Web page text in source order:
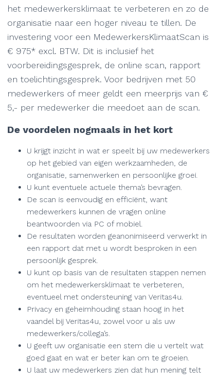
het medewerkersklimaat te verbeteren en zo de
organisatie naar een hoger niveau te tillen. De
investering voor een MedewerkersKlimaatScan is
€ 975* excl. BTW. Dit is inclusief het
voorbereidingsgesprek, de online scan, rapport
en toelichtingsgesprek. Voor bedrijven met 50
medewerkers of meer geldt een meerprijs van €
5,- per medewerker die meedoet aan de scan.
De voordelen nogmaals in het kort
U krijgt inzicht in wat er speelt bij uw medewerkers
op het gebied van eigen werkzaamheden, de
organisatie, samenwerken en persoonlijke groei.
U kunt eventuele actuele thema’s bevragen.
De scan is eenvoudig en efficiënt, want
medewerkers kunnen de vragen online
beantwoorden via PC of mobiel.
De resultaten worden geanonimiseerd verwerkt in
een rapport dat met u wordt besproken in een
persoonlijk gesprek.
U kunt op basis van de resultaten stappen nemen
om het medewerkersklimaat te verbeteren,
eventueel met ondersteuning van Veritas4u.
Privacy en geheimhouding staan hoog in het
vaandel bij Veritas4u, zowel voor u als uw
medewerkers/collega’s.
U geeft uw organisatie een stem die u vertelt wat
goed gaat en wat er beter kan om te groeien.
U laat uw medewerkers zien dat hun mening telt